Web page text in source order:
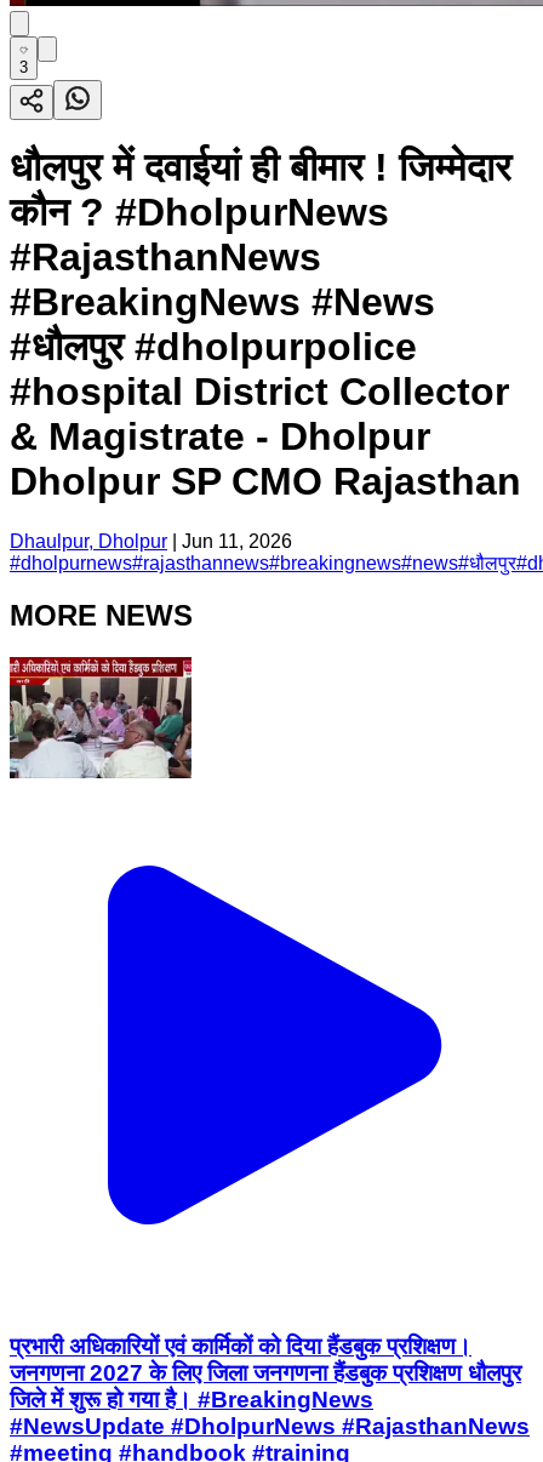
3
धौलपुर में दवाईयां ही बीमार ! जिम्मेदार
कौन ? #DholpurNews
#RajasthanNews
#BreakingNews #News
#धौलपुर #dholpurpolice
#hospital District Collector
& Magistrate - Dholpur
Dholpur SP CMO Rajasthan
Dhaulpur, Dholpur
Jun 11, 2026
#dholpurnews#rajasthannews#breakingnews#news#धौलपुर#
MORE NEWS
प्रभारी अधिकारियों एवं कार्मिकों को दिया हैंडबुक प्रशिक्षण।
जनगणना 2027 के लिए जिला जनगणना हैंडबुक प्रशिक्षण धौलपुर
जिले में शुरू हो गया है। #BreakingNews
#NewsUpdate #DholpurNews #RajasthanNews
#meeting #handbook #training